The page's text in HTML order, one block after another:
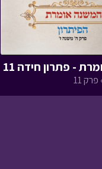
- פתרון חידה 11
11